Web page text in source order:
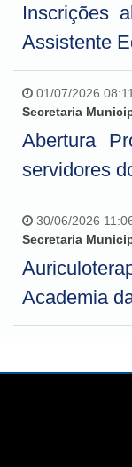
Inscrições
Assistente
01/07/2026 08:11
Secretaria
Abertura
servidores
30/06/2026
Secretaria
Academia